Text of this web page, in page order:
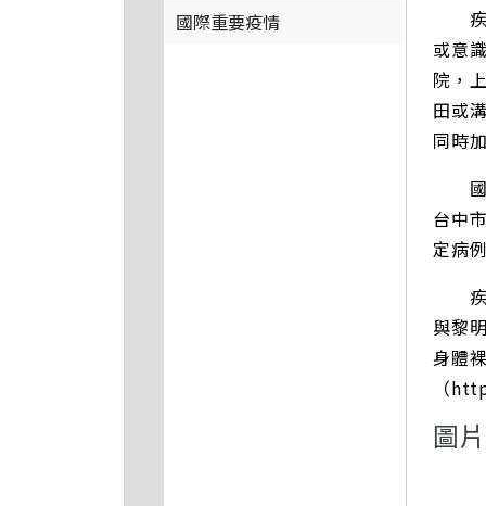
國際重要疫情
疾
或意
院，
田或
同時
國
台中
定病
疾
與黎
身體
（
圖片